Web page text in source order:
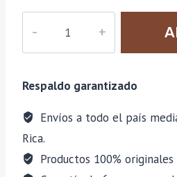
Speedway
Multifunction
46843
42mm
cantidad
Respaldo garantizado
Envíos a todo el país
Rica.
Productos 100%